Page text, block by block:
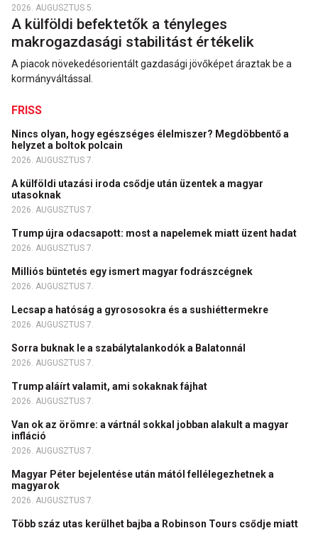
2026. AUGUSZTUS 5.
A külföldi befektetők a tényleges
makrogazdasági stabilitást értékelik
A piacok növekedésorientált gazdasági jövőképet áraztak be a
kormányváltással.
FRISS
Nincs olyan, hogy egészséges élelmiszer? Megdöbbentő a
helyzet a boltok polcain
2026. AUGUSZTUS 7.
A külföldi utazási iroda csődje után üzentek a magyar
utasoknak
2026. AUGUSZTUS 7.
Trump újra odacsapott: most a napelemek miatt üzent hadat
2026. AUGUSZTUS 7.
Milliós büntetés egy ismert magyar fodrászcégnek
2026. AUGUSZTUS 7.
Lecsap a hatóság a gyrososokra és a sushiéttermekre
2026. AUGUSZTUS 7.
Sorra buknak le a szabálytalankodók a Balatonnál
2026. AUGUSZTUS 7.
Trump aláírt valamit, ami sokaknak fájhat
2026. AUGUSZTUS 7.
Van ok az örömre: a vártnál sokkal jobban alakult a magyar
infláció
2026. AUGUSZTUS 7.
Magyar Péter bejelentése után mától fellélegezhetnek a
magyarok
2026. AUGUSZTUS 7.
Több száz utas kerülhet bajba a Robinson Tours csődje miatt